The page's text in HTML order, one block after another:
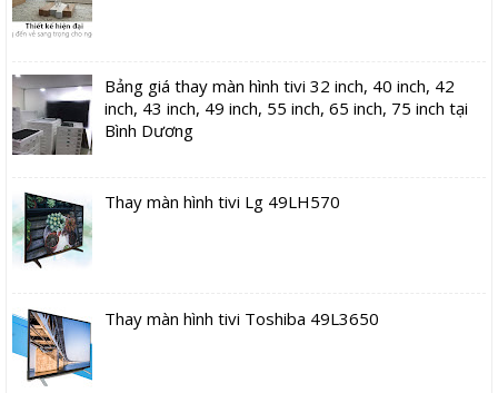
Bảng giá thay màn hình tivi 32 inch, 40 inch, 42
inch, 43 inch, 49 inch, 55 inch, 65 inch, 75 inch tại
Bình Dương
Thay màn hình tivi Lg 49LH570
Thay màn hình tivi Toshiba 49L3650